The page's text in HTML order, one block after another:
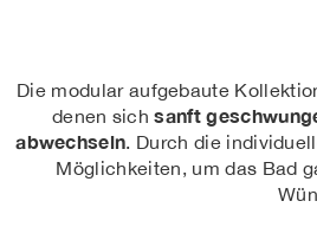
Die modular aufgebaute
denen sichsanft
abwechseln. Durch die
Möglichkeiten, um das Bad